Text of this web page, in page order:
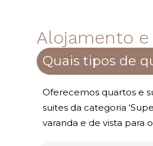
Alojamento e
Quais tipos de
Oferecemos quartos e
suites da categoria
varanda e de vista para